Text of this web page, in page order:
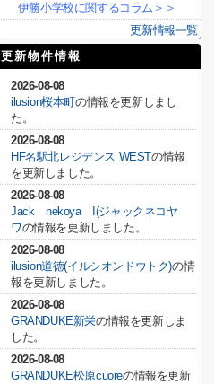
伊勝小学校に関するコラム＞＞
更新情報一覧
更新物件情報
2026-08-08
ilusion桜本町の情報を更新しまし
た。
2026-08-08
HF名駅北レジデンス WESTの情報
を更新しました。
2026-08-08
Jack nekoya I(ジャックネコヤ
ワの情報を更新しました。
2026-08-08
ilusion道徳(イルシオンドウトク)の情
報を更新しました。
2026-08-08
GRANDUKE新栄の情報を更新しま
した。
2026-08-08
GRANDUKE松原cuoreの情報を更新